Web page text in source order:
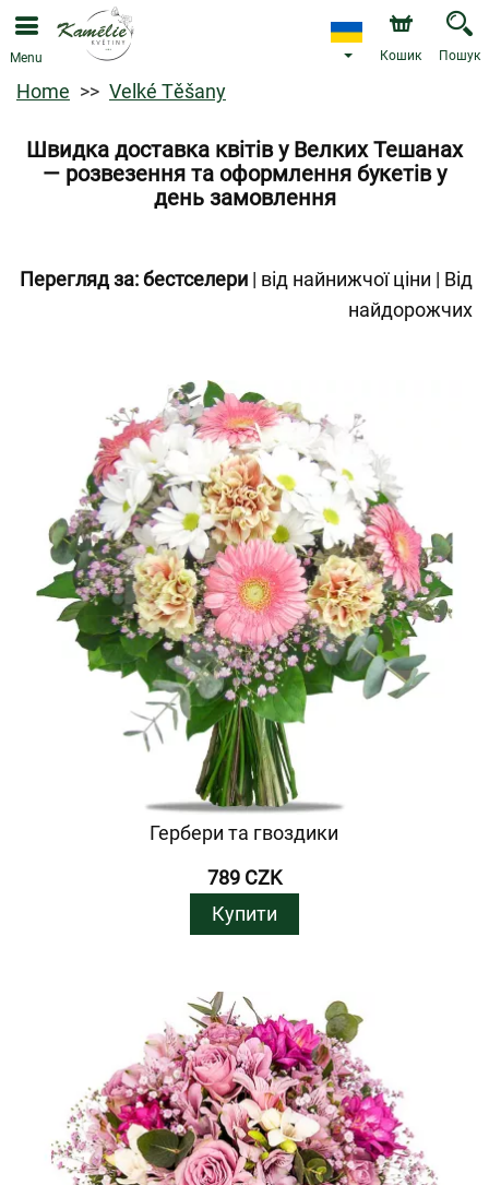
Menu Кошик Пошук
Home Velké Těšany
Швидка доставка квітів у Велких Тешанах
— розвезення та оформлення букетів у
день замовлення
Перегляд за:бестселери | від найнижчої ціни | Від
найдорожчих
Гербери та гвоздики
789 CZK
Купити